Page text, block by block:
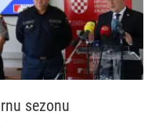
sezonu